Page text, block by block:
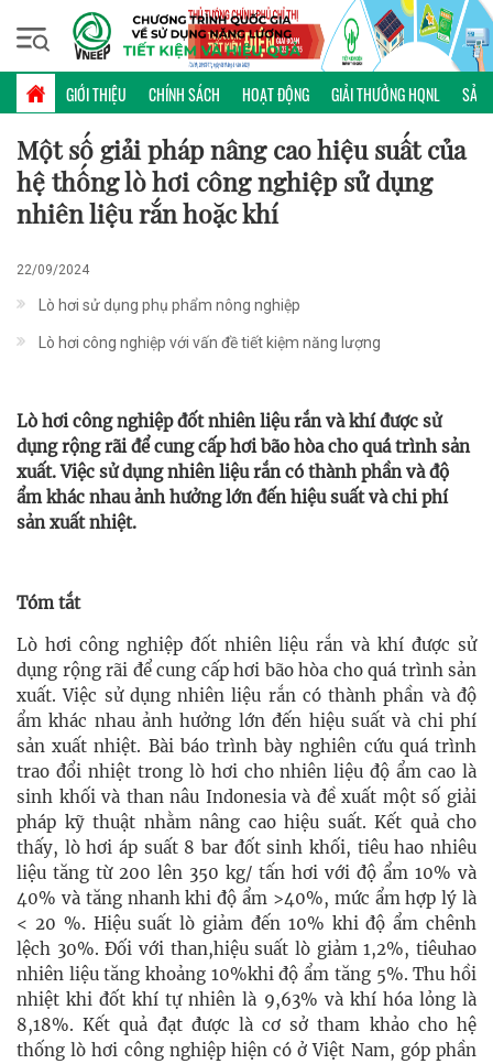
GIỚI THIỆU CHÍNH SÁCH HOẠT ĐỘNG GIẢI THƯỞNG HQNL SẢN
Thứ bảy, 08/08/2026 | 20:26 GMT+7
KHOA HỌC CÔNG NGHỆ
Một số giải pháp nâng cao hiệu suất của
hệ thống lò hơi công nghiệp sử dụng
nhiên liệu rắn hoặc khí
22/09/2024
Lò hơi sử dụng phụ phẩm nông nghiệp
Lò hơi công nghiệp với vấn đề tiết kiệm năng lượng
Lò hơi công nghiệp đốt nhiên liệu rắn và khí được sử
dụng rộng rãi để cung cấp hơi bão hòa cho quá trình sản
xuất. Việc sử dụng nhiên liệu rắn có thành phần và độ
ẩm khác nhau ảnh hưởng lớn đến hiệu suất và chi phí
sản xuất nhiệt.
Tóm tắt
Lò hơi công nghiệp đốt nhiên liệu rắn và khí được sử
dụng rộng rãi để cung cấp hơi bão hòa cho quá trình sản
xuất. Việc sử dụng nhiên liệu rắn có thành phần và độ
ẩm khác nhau ảnh hưởng lớn đến hiệu suất và chi phí
sản xuất nhiệt. Bài báo trình bày nghiên cứu quá trình
trao đổi nhiệt trong lò hơi cho nhiên liệu độ ẩm cao là
sinh khối và than nâu Indonesia và đề xuất một số giải
pháp kỹ thuật nhằm nâng cao hiệu suất. Kết quả cho
thấy, lò hơi áp suất 8 bar đốt sinh khối, tiêu hao nhiêu
liệu tăng từ 200 lên 350 kg/ tấn hơi với độ ẩm 10% và
40% và tăng nhanh khi độ ẩm >40%, mức ẩm hợp lý là
< 20 %. Hiệu suất lò giảm đến 10% khi độ ẩm chênh
lệch 30%. Đối với than,hiệu suất lò giảm 1,2%, tiêuhao
nhiên liệu tăng khoảng 10%khi độ ẩm tăng 5%. Thu hồi
nhiệt khi đốt khí tự nhiên là 9,63% và khí hóa lỏng là
8,18%. Kết quả đạt được là cơ sở tham khảo cho hệ
thống lò hơi công nghiệp hiện có ở Việt Nam, góp phần